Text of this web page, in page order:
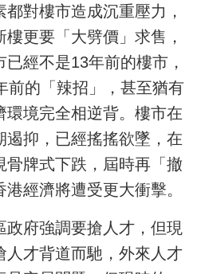
對樓市造成沉重壓力，
更要「大劈價」求售，
經不是13年前的樓市，
前的「辣招」，甚至猶有
環境完全相逆背。樓市在
遏抑，已經搖搖欲墜，在
骨牌式下跌，屆時再「撤
經濟將遭受更大衝擊。
政府強調要搶人才，但現
人才背道而馳，外來人才